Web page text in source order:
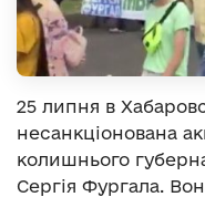
25 липня в
несанкціонована
колишнього
Сергія Фургала.